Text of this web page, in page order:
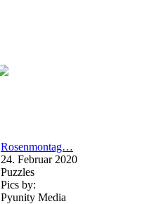
Rosenmontag…
24. Februar 2020
Puzzles
Pics by:
Pyunity Media